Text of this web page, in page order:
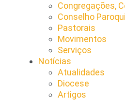
Congregações,
Conselho
Pastorais
Movimentos
Serviços
Notícias
Atualidades
Diocese
Artigos